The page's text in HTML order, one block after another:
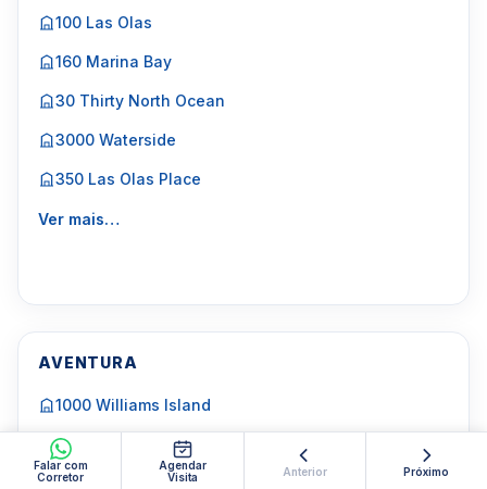
Falar com
Corretor
Agendar
Visita
Anterior Próximo
100 Las Olas
160 Marina Bay
30 Thirty North Ocean
3000 Waterside
350 Las Olas Place
Ver mais…
AVENTURA
1000 Williams Island
2000 Williams Island
3000 Williams Island